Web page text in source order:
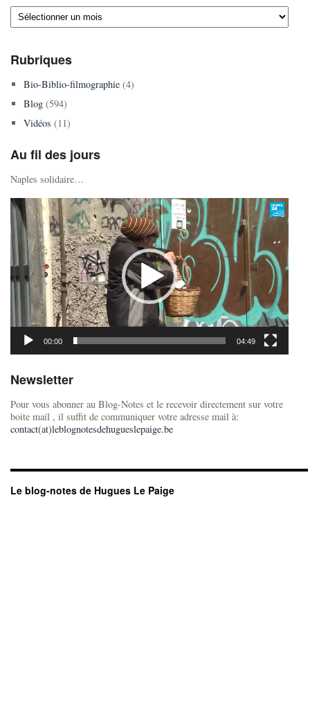
Archives
Rubriques
Bio-Biblio-filmographie(4)
Blog(594)
Vidéos (11)
Au fil des jours
Naples solidaire…
Lecteur
vidéo
00:00 04:49
Newsletter
Pour vous abonner au Blog-Notes et le recevoir directement sur votre
boite mail , il suffit de communiquer votre adresse mail à:
contact(at)leblognotesdehugueslepaige.be
Le blog-notes de Hugues Le Paige